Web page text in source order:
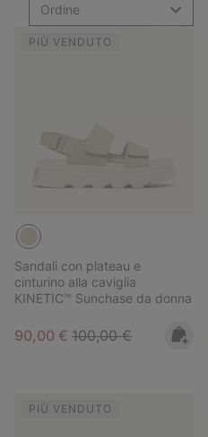
Ordine
PIÙ VENDUTO
Sandali con plateau e
cinturino alla caviglia
KINETIC™ Sunchase da donna
Sale price:
90,00 € Regular price:
100,00 €
PIÙ VENDUTO